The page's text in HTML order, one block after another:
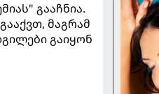
გააჩნია.
მაგრამ
გაიყონ